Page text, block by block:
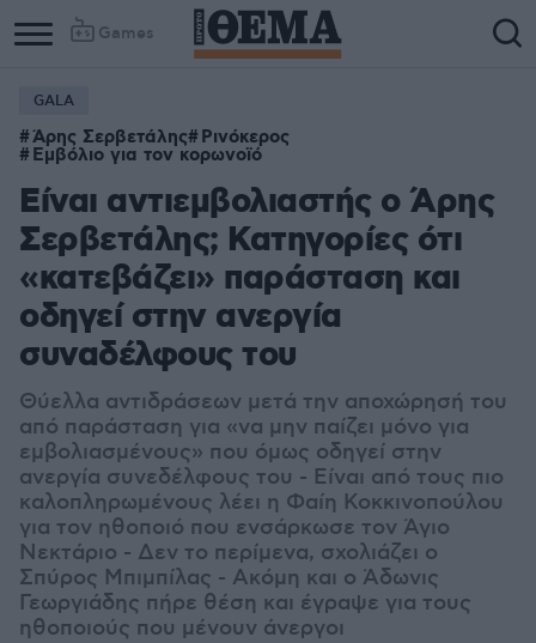
Games
GALA
Άρης Σερβετάλης Ρινόκερος
Εμβόλιο για τον κορωνοϊό
Είναι αντιεμβολιαστής ο Άρης
Σερβετάλης; Κατηγορίες ότι
«κατεβάζει» παράσταση και
οδηγεί στην ανεργία
συναδέλφους του
Θύελλα αντιδράσεων μετά την αποχώρησή του
από παράσταση για «να μην παίζει μόνο για
εμβολιασμένους» που όμως οδηγεί στην
ανεργία συνεδέλφους του - Είναι από τους πιο
καλοπληρωμένους λέει η Φαίη Κοκκινοπούλου
για τον ηθοποιό που ενσάρκωσε τον Άγιο
Νεκτάριο - Δεν το περίμενα, σχολιάζει ο
Σπύρος Μπιμπίλας - Ακόμη και ο Άδωνις
Γεωργιάδης πήρε θέση και έγραψε για τους
ηθοποιούς που μένουν άνεργοι